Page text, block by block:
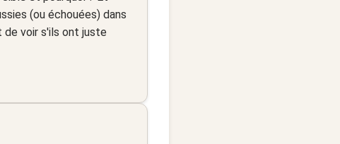
(ou échouées) dans
de voir s'ils ont juste